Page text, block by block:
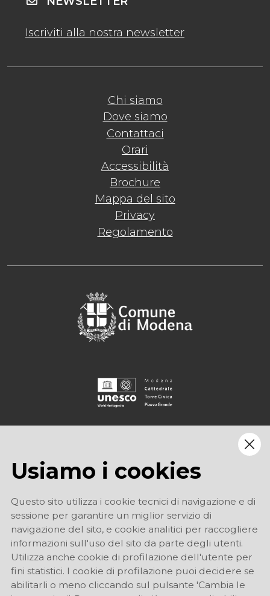
Chi siamo
Dove siamo
Contattaci
Orari
Accessibilità
Brochure
Mappa del sito
Privacy
Regolamento
Iscriviti alla nostra newsletter
Usiamo i cookies
Questo sito utilizza i cookie tecnici di navigazione e di
sessione per garantire un miglior servizio di
navigazione del sito, e cookie analitici per raccogliere
informazioni sull'uso del sito da parte degli utenti.
Utilizza anche cookie di profilazione dell'utente per
fini statistici. I cookie di profilazione puoi decidere se
abilitarli o meno cliccando sul pulsante 'Cambia le